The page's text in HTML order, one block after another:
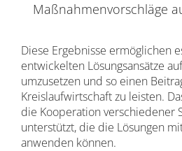
Maßnahmenvorschläge
Diese Ergebnisse ermöglichen
entwickelten Lösungsansätze
umzusetzen und so einen
Kreislaufwirtschaft zu leisten.
die Kooperation verschiedener
unterstützt, die die Lösungen
anwenden können.